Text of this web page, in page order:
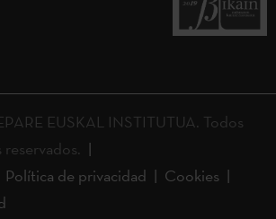
EUSKAL INSTITUTUA. Todos
reservados.
Política de privacidad
Cookies